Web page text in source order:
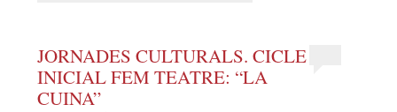
JORNADES CULTURALS. CICLE
INICIAL FEM TEATRE: “LA
CUINA”